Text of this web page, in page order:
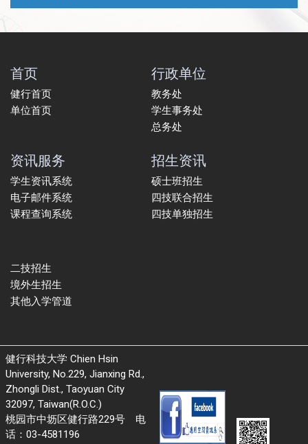
首页
健行首页
单位首页
行政单位
教务处
学生事务处
总务处
资讯服务
学生资讯系统
电子邮件系统
课程查询系统
招生资讯
硕士班招生
四技联合招生
四技单独招生
二技招生
境外生招生
其他入学管道
健行科技大学 Chien Hsin
University, No.229, Jianxing Rd.,
Zhongli Dist., Taoyuan City
32097, Taiwan(R.O.C.)
桃园市中坜区健行路229号 电
话：03-4581196